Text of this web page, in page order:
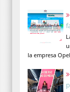
la empresa